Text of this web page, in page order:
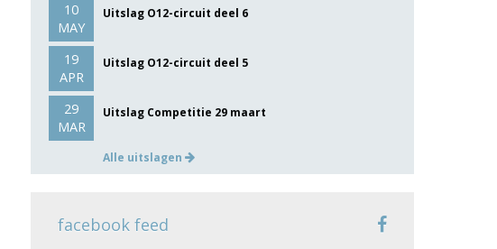
10
MAY
Uitslag O12-circuit deel 6
19
APR
Uitslag O12-circuit deel 5
29
MAR
Uitslag Competitie 29 maart
Alle uitslagen
facebook feed